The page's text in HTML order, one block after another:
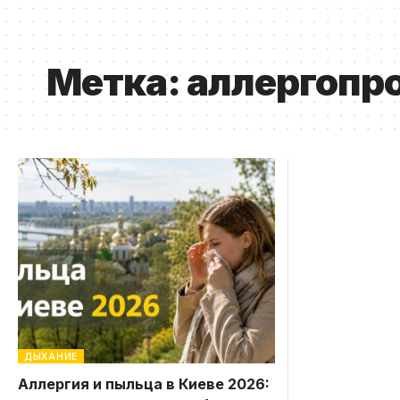
Метка:
ДЫХАНИЕ
Аллергия и пыльца в Киеве 2026: